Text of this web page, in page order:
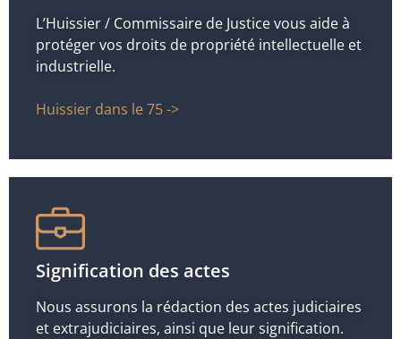
L’Huissier / Commissaire de Justice vous aide à
protéger vos droits de propriété intellectuelle et
industrielle.
Huissier dans le 75 ->
Signification des actes
Nous assurons la rédaction des actes judiciaires
et extrajudiciaires, ainsi que leur signification.